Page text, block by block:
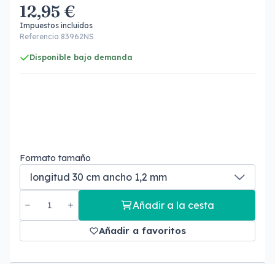
12,95 €
Impuestos incluidos
Referencia 83962NS
Disponible bajo demanda
Formato tamaño
Añadir a la cesta
Añadir a favoritos